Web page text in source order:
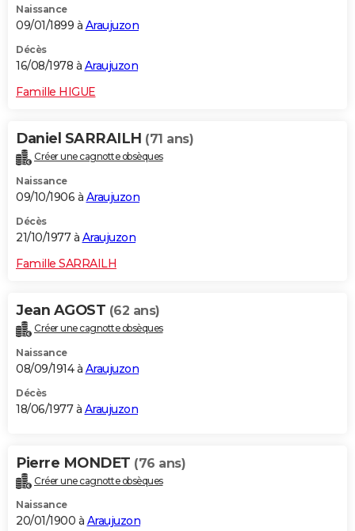
Naissance
09/01/1899 à Araujuzon
Décès
16/08/1978 à Araujuzon
Famille HIGUE
Daniel SARRAILH (71 ans)
Créer une cagnotte obsèques
Naissance
09/10/1906 à Araujuzon
Décès
21/10/1977 à Araujuzon
Famille SARRAILH
Jean AGOST (62 ans)
Créer une cagnotte obsèques
Naissance
08/09/1914 à Araujuzon
Décès
18/06/1977 à Araujuzon
Pierre MONDET (76 ans)
Créer une cagnotte obsèques
Naissance
20/01/1900 à Araujuzon